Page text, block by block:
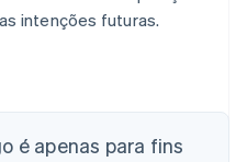
intenções futuras.
é apenas para fins